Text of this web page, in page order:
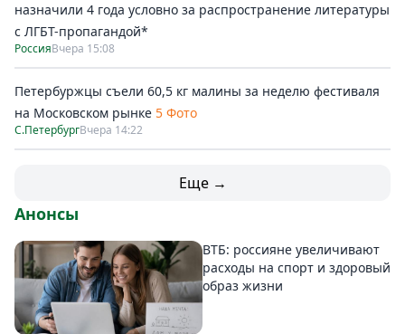
назначили 4 года условно за распространение литературы
с ЛГБТ-пропагандой*
РоссияВчера 15:08
Петербуржцы съели 60,5 кг малины за неделю фестиваля
на Московском рынке 5 Фото
С.ПетербургВчера 14:22
Еще →
Анонсы
ВТБ: россияне увеличивают
расходы на спорт и здоровый
образ жизни